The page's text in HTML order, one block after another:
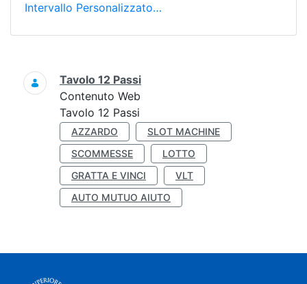
Intervallo Personalizzato…
Ricerca
Tavolo 12 Passi
Contenuto Web
Tavolo 12 Passi
AZZARDO
SLOT MACHINE
SCOMMESSE
LOTTO
GRATTA E VINCI
VLT
AUTO MUTUO AIUTO